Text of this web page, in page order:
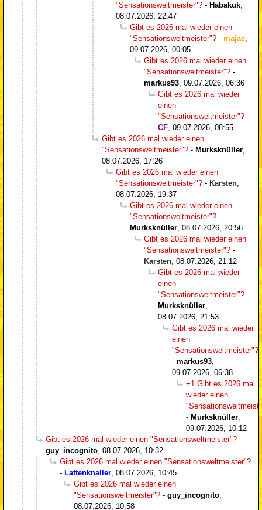
"Sensationsweltmeister"? - Habakuk
08.07.2026, 22:47
Gibt es 2026 mal wieder einen
"Sensationsweltmeister"? - majae
09.07.2026, 00:05
Gibt es 2026 mal wieder einen
"Sensationsweltmeister"? -
markus93 09.07.2026, 06:36
Gibt es 2026 mal wieder
einen
"Sensationsweltmeister"? -
CF 09.07.2026, 08:55
Gibt es 2026 mal wieder einen
"Sensationsweltmeister"? - Murksknüller
08.07.2026, 17:26
Gibt es 2026 mal wieder einen
"Sensationsweltmeister"? - Karsten
08.07.2026, 19:37
Gibt es 2026 mal wieder einen
"Sensationsweltmeister"? -
Murksknüller 08.07.2026, 20:56
Gibt es 2026 mal wieder einen
"Sensationsweltmeister"? -
Karsten 08.07.2026, 21:12
Gibt es 2026 mal wieder
einen
"Sensationsweltmeister"? -
Murksknüller
08.07.2026, 21:53
Gibt es 2026 mal wieder
einen
"Sensationsweltmeister"?
- markus93
09.07.2026, 06:38
+1 Gibt es 2026 mal
wieder einen
- Murksknüller
09.07.2026, 10:12
Gibt es 2026 mal wieder einen "Sensationsweltmeister"? -
guy_incognito 08.07.2026, 10:32
Gibt es 2026 mal wieder einen "Sensationsweltmeister"?
- Lattenknaller 08.07.2026, 10:45
Gibt es 2026 mal wieder einen
"Sensationsweltmeister"? - guy_incognito
08.07.2026, 10:58